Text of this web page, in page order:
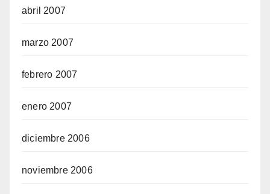
abril 2007
marzo 2007
febrero 2007
enero 2007
diciembre 2006
noviembre 2006